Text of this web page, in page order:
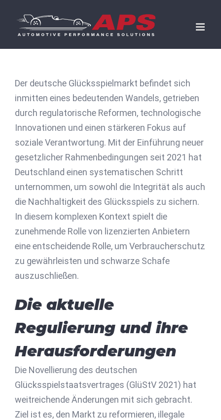
content
Der deutsche Glücksspielmarkt befindet sich
inmitten eines bedeutenden Wandels, getrieben
durch regulatorische Reformen, technologische
Innovationen und einen stärkeren Fokus auf
soziale Verantwortung. Mit der Einführung neuer
gesetzlicher Rahmenbedingungen seit 2021 hat
Deutschland einen systematischen Schritt
unternommen, um sowohl die Integrität als auch
die Nachhaltigkeit des Glücksspiels zu sichern.
In diesem komplexen Kontext spielt die
zunehmende Rolle von lizenzierten Anbietern
eine entscheidende Rolle, um Verbraucherschutz
zu gewährleisten und schwarze Schafe
auszuschließen.
Die aktuelle
Regulierung und ihre
Herausforderungen
Die Novellierung des deutschen
Glücksspielstaatsvertrages (GlüStV 2021) hat
weitreichende Änderungen mit sich gebracht.
Ziel ist es, den Markt zu reformieren, illegale